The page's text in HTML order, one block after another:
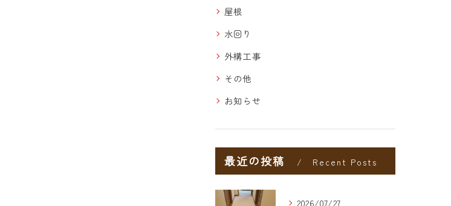
屋根
水回り
外構工事
その他
お知らせ
最近の投稿 Recent Posts
2026/07/27